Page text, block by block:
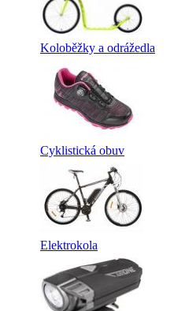
Koloběžky a odrážedla
Cyklistická obuv
Elektrokola